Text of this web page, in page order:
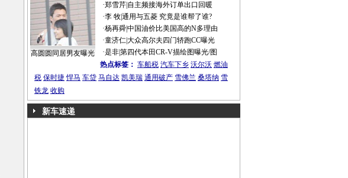
高圆圆同居男友曝光
·郑雪芹| 自主频接海外订单出口回暖
·李 牧|通用与五菱 究竟是谁帮了谁?
·杨再舜|中国油价比美国高的N多理由
·童济仁|大众高尔夫四门轿跑CC曝光
·是非|第四代本田CR-V描绘图曝光/图
热点标签： 车船税 汽车下乡 沃尔沃 燃油
税 保时捷 悍马 车贷 马自达 凯美瑞 通用破产 雪佛兰 桑塔纳 雪
铁龙 收购
新车速递